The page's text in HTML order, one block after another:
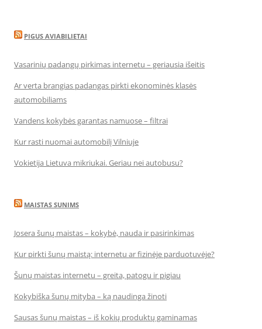
PIGUS AVIABILIETAI
Vasarinių padangų pirkimas internetu – geriausia išeitis
Ar verta brangias padangas pirkti ekonominės klasės
automobiliams
Vandens kokybės garantas namuose – filtrai
Kur rasti nuomai automobilį Vilniuje
Vokietija Lietuva mikriukai. Geriau nei autobusu?
MAISTAS SUNIMS
Josera šunų maistas – kokybė, nauda ir pasirinkimas
Kur pirkti šunų maistą: internetu ar fizinėje parduotuvėje?
Šunų maistas internetu – greita, patogu ir pigiau
Kokybiška šunų mityba – ką naudinga žinoti
Sausas šunų maistas – iš kokių produktų gaminamas